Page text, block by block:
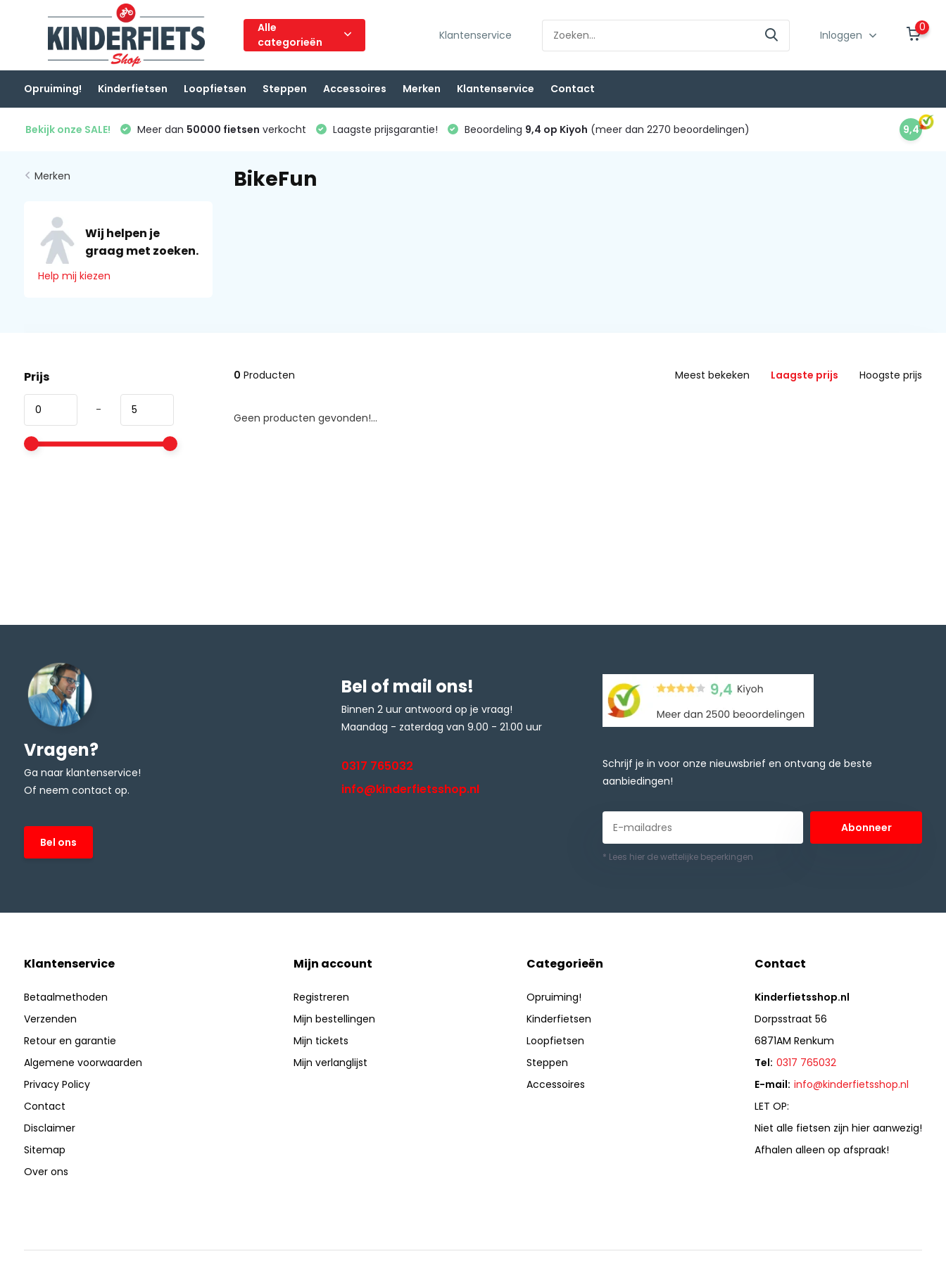
Alle
categorieën
Klantenservice Inloggen
0
Opruiming! Kinderfietsen Loopfietsen Steppen Accessoires Merken Klantenservice Contact
Bekijk onze SALE! Meer dan 50000 fietsen verkocht Laagste prijsgarantie! Beoordeling 9,4 op Kiyoh (meer dan 2270 beoordelingen) 9,4
Merken
Wij helpen je
graag met zoeken.
Help mij kiezen
BikeFun
Prijs
-
0 Producten Meest bekeken Laagste prijs Hoogste prijs
Geen producten gevonden!...
Vragen?
Ga naar klantenservice!
Of neem contact op.
Bel ons
Bel of mail ons!
Binnen 2 uur antwoord op je vraag!
Maandag - zaterdag van 9.00 - 21.00 uur
0317 765032
info@kinderfietsshop.nl
Schrijf je in voor onze nieuwsbrief en ontvang de beste
aanbiedingen!
Abonneer
* Lees hier de wettelijke beperkingen
Klantenservice
Betaalmethoden
Verzenden
Retour en garantie
Algemene voorwaarden
Privacy Policy
Contact
Disclaimer
Sitemap
Over ons
Mijn account
Registreren
Mijn bestellingen
Mijn tickets
Mijn verlanglijst
Categorieën
Opruiming!
Kinderfietsen
Loopfietsen
Steppen
Accessoires
Contact
Kinderfietsshop.nl
Dorpsstraat 56
6871AM Renkum
Tel: 0317 765032
E-mail: info@kinderfietsshop.nl
LET OP:
Niet alle fietsen zijn hier aanwezig!
Afhalen alleen op afspraak!